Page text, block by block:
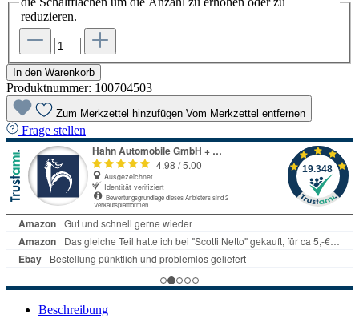
reduzieren.
In den Warenkorb
Produktnummer: 100704503
Zum Merkzettel hinzufügen Vom Merkzettel entfernen
Frage stellen
Beschreibung